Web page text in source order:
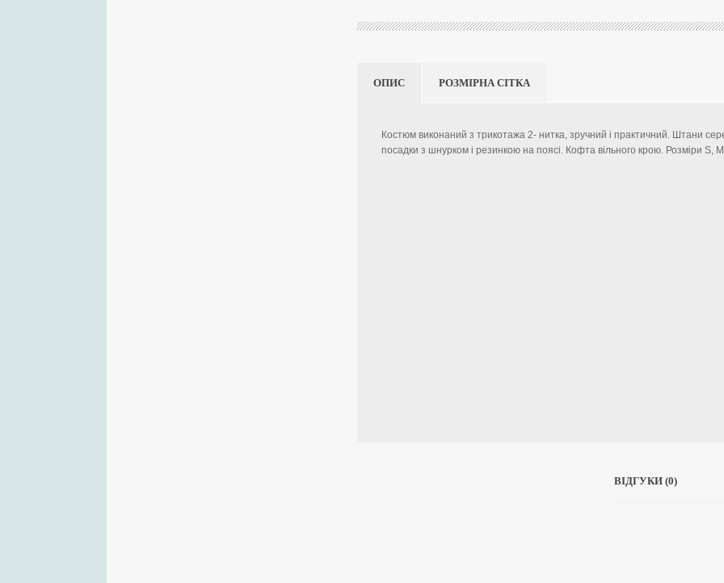
ОПИС РОЗМІРНА СІТКА
Костюм виконаний з трикотажа 2- нитка, зручний і практичний. Штани
посадки з шнурком і резинкою на поясі. Кофта вільного крою. Розміри S, M
ВІДГУКИ (0)